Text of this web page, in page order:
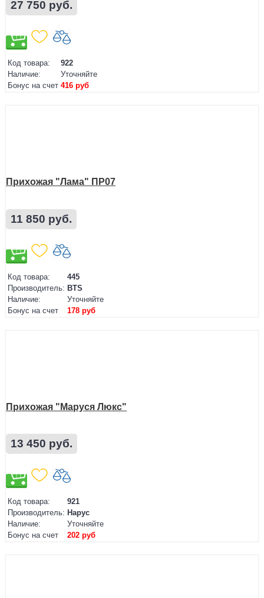
27 750 руб.
Код товара:
922
Наличие:
Уточняйте
Бонус на счет 416 руб
Прихожая "Лама" ПР07
11 850 руб.
Код товара:
445
Производитель: BTS
Наличие:
Уточняйте
Бонус на счет
178 руб
Прихожая "Маруся Люкс"
13 450 руб.
Код товара:
921
Производитель: Нарус
Наличие:
Уточняйте
Бонус на счет
202 руб